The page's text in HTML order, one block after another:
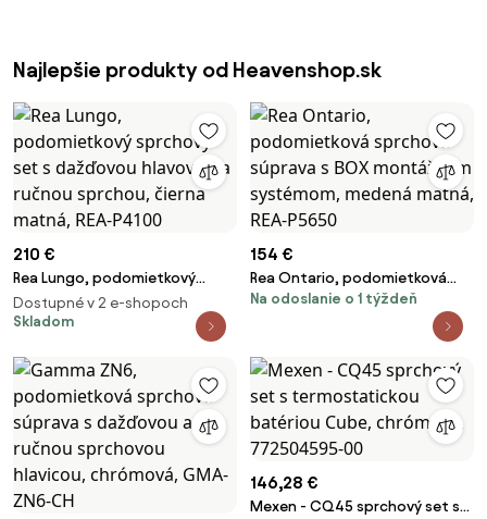
Najlepšie produkty od Heavenshop.sk
210 €
Rea Lungo, podomietkový
sprchový set s dažďovou
hlavovou a ručnou sprchou,
Dostupné v 2 e-shopoch
Skladom
154 €
Rea Ontario, podomietková
sprchová súprava s BOX
medená matná, REA-P5650
Na odoslanie o 1 týždeň
146,28 €
Mexen - CQ45 sprchový set s